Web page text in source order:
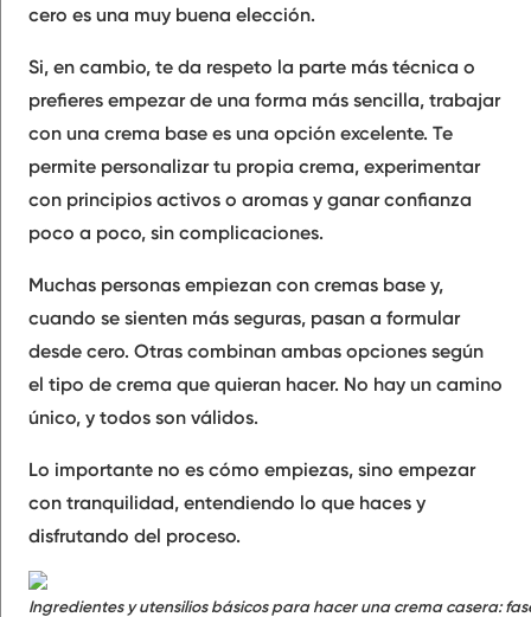
cero es una muy buena elección.
Si, en cambio, te da respeto la parte más técnica o
prefieres empezar de una forma más sencilla, trabajar
con una crema base es una opción excelente. Te
permite personalizar tu propia crema, experimentar
con principios activos o aromas y ganar confianza
poco a poco, sin complicaciones.
Muchas personas empiezan con cremas base y,
cuando se sienten más seguras, pasan a formular
desde cero. Otras combinan ambas opciones según
el tipo de crema que quieran hacer. No hay un camino
único, y todos son válidos.
Lo importante no es cómo empiezas, sino empezar
con tranquilidad, entendiendo lo que haces y
disfrutando del proceso.
Ingredientes y utensilios básicos para hacer una crema casera: